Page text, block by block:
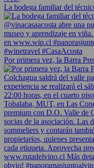
La bodega familiar del
Por primera vez, la Barra